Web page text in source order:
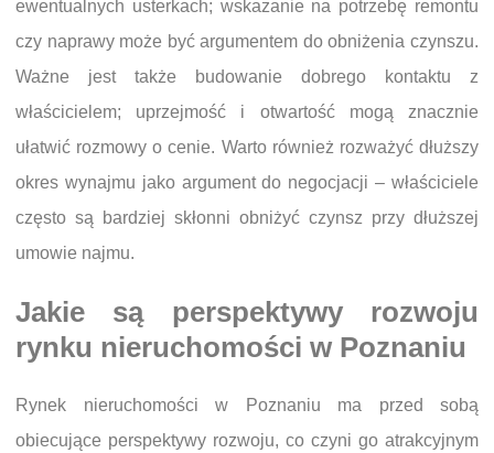
ewentualnych usterkach; wskazanie na potrzebę remontu
czy naprawy może być argumentem do obniżenia czynszu.
Ważne jest także budowanie dobrego kontaktu z
właścicielem; uprzejmość i otwartość mogą znacznie
ułatwić rozmowy o cenie. Warto również rozważyć dłuższy
okres wynajmu jako argument do negocjacji – właściciele
często są bardziej skłonni obniżyć czynsz przy dłuższej
umowie najmu.
Jakie są perspektywy rozwoju
rynku nieruchomości w Poznaniu
Rynek nieruchomości w Poznaniu ma przed sobą
obiecujące perspektywy rozwoju, co czyni go atrakcyjnym